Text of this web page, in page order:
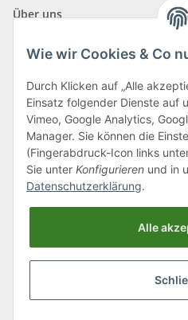
Über uns
Klagenfurter Straße 29
9556 Liebenfels
Montag bis Donnerstag: 8:00 bis
Freitag: 8:00 bis 12:00 Uhr
Tel.:0043 (0) 4262 50900
office@cncshop.at
Wie wir Cookies & Co
Durch Klicken auf „Alle
Einsatz folgender Dienste auf
Vimeo, Google Analytics,
Manager. Sie können die
(Fingerabdruck-Icon links
Sie unter Konfigurieren und in
Datenschutzerklärung.
Alle